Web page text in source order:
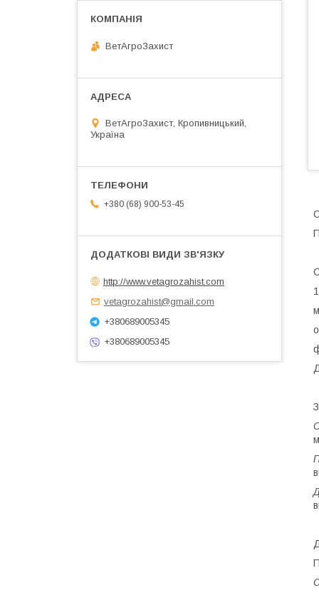
ВетАгроЗахист
ВетАгроЗахист, Кропивницький,
Україна
+380 (68) 900-53-45
http://www.vetagrozahist.com
vetagrozahist@gmail.com
+380689005345
+380689005345